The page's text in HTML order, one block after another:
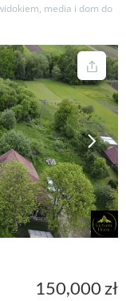
media i dom do
150,000 zł